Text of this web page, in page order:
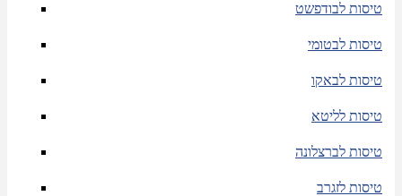
טיסות לבודפשט
טיסות לבטומי
טיסות לבאקו
טיסות לליטא
טיסות לברצלונה
טיסות לזגרב